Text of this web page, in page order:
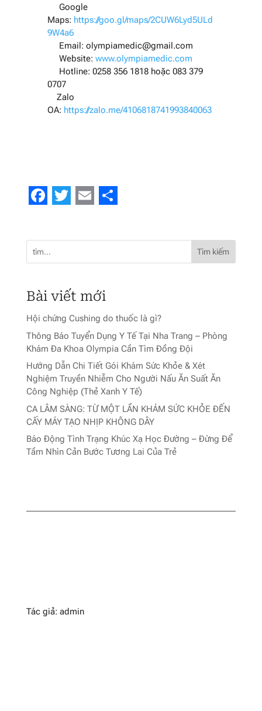
Google
Maps: https://goo.gl/maps/2CUW6Lyd5ULd
9W4a6
Email: olympiamedic@gmail.com
Website: www.olympiamedic.com
Hotline: 0258 356 1818 hoặc 083 379
0707
Zalo
OA: https://zalo.me/4106818741993840063
Tìm kiếm
Bài viết mới
Hội chứng Cushing do thuốc là gì?
Thông Báo Tuyển Dụng Y Tế Tại Nha Trang – Phòng
Khám Đa Khoa Olympia Cần Tìm Đồng Đội
Hướng Dẫn Chi Tiết Gói Khám Sức Khỏe & Xét
Nghiệm Truyền Nhiễm Cho Người Nấu Ăn Suất Ăn
Công Nghiệp (Thẻ Xanh Y Tế)
CA LÂM SÀNG: TỪ MỘT LẦN KHÁM SỨC KHỎE ĐẾN
CẤY MÁY TẠO NHỊP KHÔNG DÂY
Báo Động Tình Trạng Khúc Xạ Học Đường – Đừng Để
Tầm Nhìn Cản Bước Tương Lai Của Trẻ
Tác giả: admin